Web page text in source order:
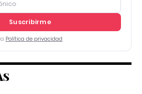
Suscribirme
Política de privacidad